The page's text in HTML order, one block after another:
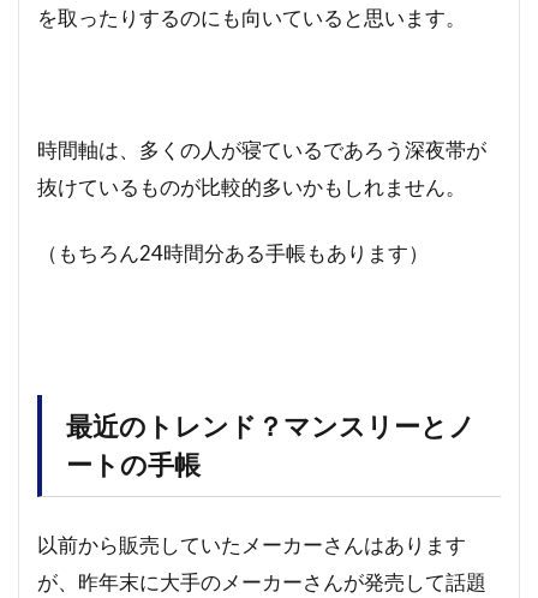
を取ったりするのにも向いていると思います。
時間軸は、多くの人が寝ているであろう深夜帯が
抜けているものが比較的多いかもしれません。
（もちろん24時間分ある手帳もあります）
最近のトレンド？マンスリーとノ
ートの手帳
以前から販売していたメーカーさんはあります
が、昨年末に大手のメーカーさんが発売して話題